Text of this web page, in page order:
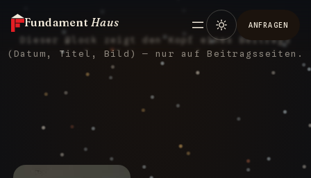
Fundament Haus ANFRAGEN
Dieser Block zeigt den Kopf eines Beitrags
(Datum, Titel, Bild) — nur auf Beitragsseiten.